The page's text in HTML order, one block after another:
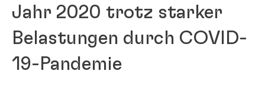
Jahr 2020 trotz starker
Belastungen durch COVID-
19-Pandemie